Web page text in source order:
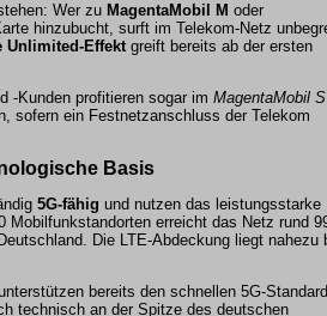
Wer zu MagentaMobil M oder
hinzubucht, surft im Telekom-Netz
Unlimited-Effektgreift bereits ab der ersten
-Kunden profitieren sogar im MagentaMobil S
sofern ein Festnetzanschluss der Telekom
Basis
5G-fähig und nutzen das leistungsstarke
Mobilfunkstandorten erreicht das Netz rund
Die LTE-Abdeckung liegt nahezu
bereits den schnellen 5G-
technisch an der Spitze des deutschen